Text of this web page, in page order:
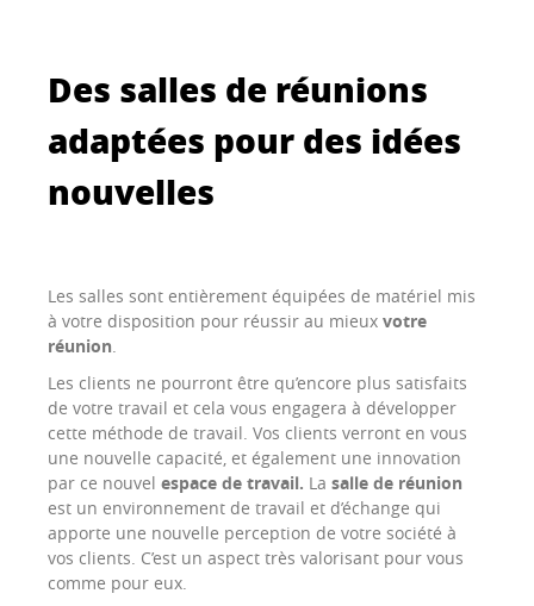
Des salles de réunions
adaptées pour des idées
nouvelles
Les salles sont entièrement équipées de matériel mis
à votre disposition pour réussir au mieux votre
réunion
Les clients ne pourront être qu’encore plus satisfaits
de votre travail et cela vous engagera à développer
cette méthode de travail. Vos clients verront en vous
une nouvelle capacité, et également une innovation
par ce nouvel espace de travail. La salle de réunion
est un environnement de travail et d’échange qui
apporte une nouvelle perception de votre société à
vos clients. C’est un aspect très valorisant pour vous
comme pour eux.